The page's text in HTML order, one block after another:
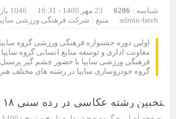
شرکت زامیاد
تجربه‌ای میدانی از صنعت برای دانش‌آموزان
شناسه : 6206 23 مهر 1400 - 16:31
admin-fateh
منبع : شرکت فرهنگی ورزشی
معاونت اداری و توسعه منابع انسانی گروه
فرهنگی ورزشی سایپا با حضور چشم گیر پرسنل
گروه خودروسازی سایپا در رشته های مختلف